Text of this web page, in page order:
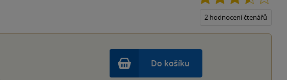
2 hodnocení čtenářů
Do košíku